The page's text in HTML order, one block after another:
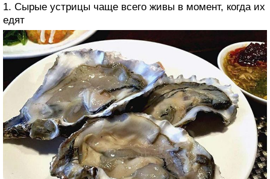
1. Сырые устрицы чаще всего живы в момент, когда их
едят